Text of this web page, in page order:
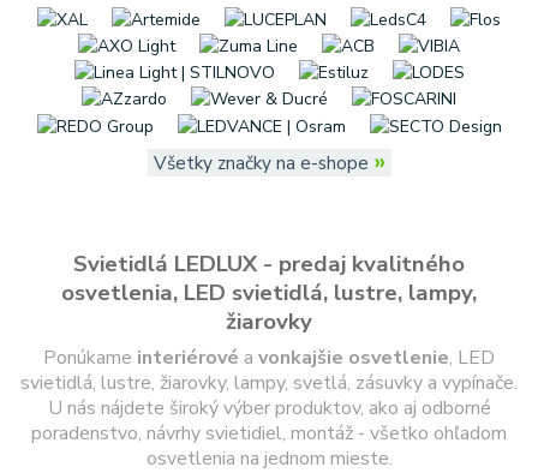
Všetky značky na e-shope »
Svietidlá LEDLUX - predaj kvalitného
osvetlenia, LED svietidlá, lustre, lampy,
žiarovky
Ponúkame interiérové a vonkajšie osvetlenie, LED
svietidlá, lustre, žiarovky, lampy, svetlá, zásuvky a vypínače.
U nás nájdete široký výber produktov, ako aj odborné
poradenstvo, návrhy svietidiel, montáž - všetko ohľadom
osvetlenia na jednom mieste.